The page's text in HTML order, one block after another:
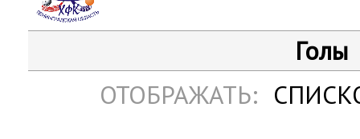
Голы
ОТОБРАЖАТЬ: